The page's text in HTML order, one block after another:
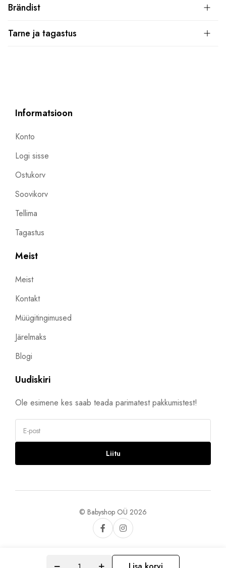
Brändist
Tarne ja tagastus
Informatsioon
Konto
Logi sisse
Ostukorv
Soovikorv
Tellima
Tagastus
Meist
Meist
Kontakt
Müügitingimused
Järelmaks
Blogi
Uudiskiri
Ole esimene kes saab teada parimatest pakkumistest!
Liitu
© Babyshop OÜ 2026